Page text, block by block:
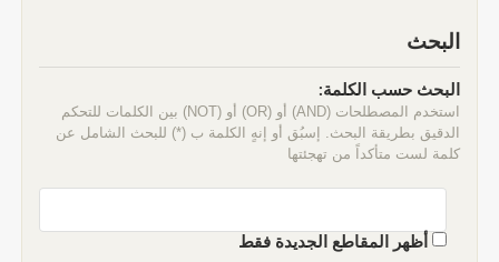
البحث
البحث حسب الكلمة:
استخدم المصطلحات (AND) أو (OR) أو (NOT) بين الكلمات للتحكم
الدقيق بطريقة البحث. إسبُق أو إنهٍ الكلمة ب (*) للبحث الشامل عن
كلمة لست متأكداً من تهجئتها
أظهر المقاطع الجديدة فقط